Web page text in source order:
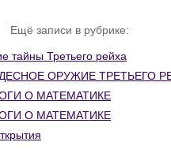
Ещё записи в рубрике:
тайны Третьего рейха
ОРУЖИЕ ТРЕТЬЕГО
О МАТЕМАТИКЕ
О МАТЕМАТИКЕ